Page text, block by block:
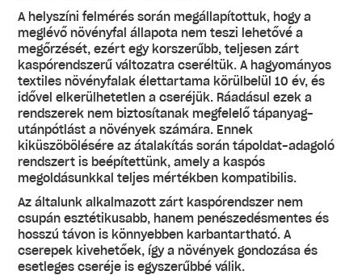
A helyszíni felmérés során megállapítottuk, hogy a
meglévő növényfal állapota nem teszi lehetővé a
megőrzését, ezért egy korszerűbb, teljesen zárt
kaspórendszerű változatra cseréltük. A hagyományos
textiles növényfalak élettartama körülbelül 10 év, és
idővel elkerülhetetlen a cseréjük. Ráadásul ezek a
rendszerek nem biztosítanak megfelelő tápanyag-
utánpótlást a növények számára. Ennek
kiküszöbölésére az átalakítás során tápoldat-adagoló
rendszert is beépítettünk, amely a kaspós
megoldásunkkal teljes mértékben kompatibilis.
Az általunk alkalmazott zárt kaspórendszer nem
csupán esztétikusabb, hanem penészedésmentes és
hosszú távon is könnyebben karbantartható. A
cserepek kivehetőek, így a növények gondozása és
esetleges cseréje is egyszerűbbé válik.